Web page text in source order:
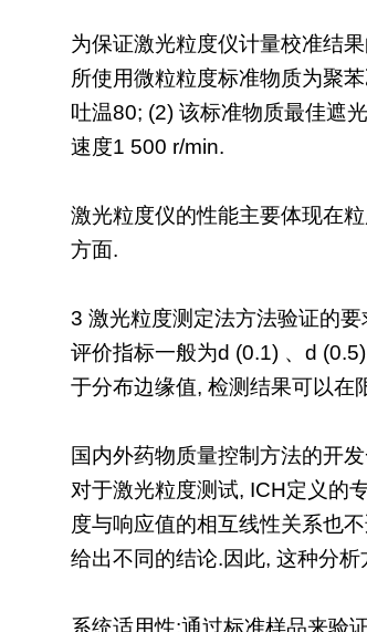
为保证激光粒度仪计量校准结
所使用微粒粒度标准物质为聚
吐温80; (2) 该标准物质最佳遮
速度1 500 r/min.
激光粒度仪的性能主要体现在
方面.
3 激光粒度测定法方法验证的要
评价指标一般为d (0.1) 、d
于分布边缘值, 检测结果可以在
国内外药物质量控制方法的开
对于激光粒度测试, ICH定义的
度与响应值的相互线性关系也
给出不同的结论.因此, 这种分
系统适用性:通过标准样品来验